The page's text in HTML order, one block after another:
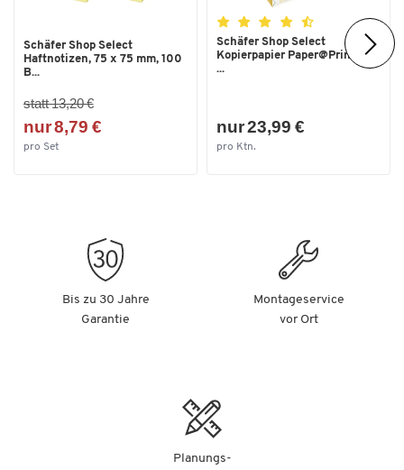
Schäfer Shop Select
Haftnotizen, 75 x 75 mm, 100
B...
statt 13,20 €
nur 8,79 €
pro Set
Schäfer Shop Select
Kopierpapier Paper@Print, DIN
...
nur 23,99 €
pro Ktn.
Bis zu 30 Jahre
Garantie
Montageservice
vor Ort
Planungs-